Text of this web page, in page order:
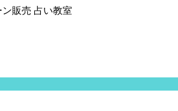
販売 占い教室